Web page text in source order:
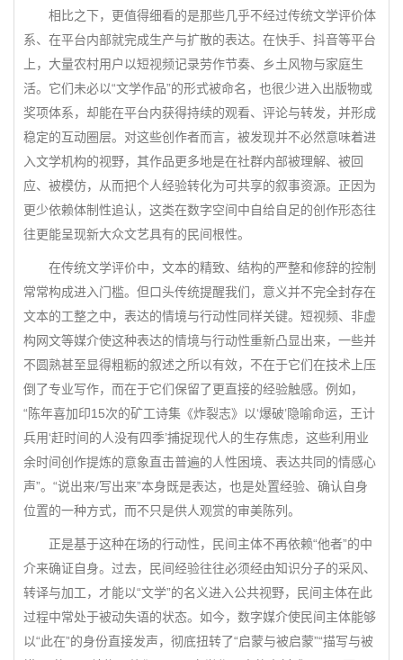
相比之下，更值得细看的是那些几乎不经过传统文学评价体
系、在平台内部就完成生产与扩散的表达。在快手、抖音等平台
上，大量农村用户以短视频记录劳作节奏、乡土风物与家庭生
活。它们未必以“文学作品”的形式被命名，也很少进入出版物或
奖项体系，却能在平台内获得持续的观看、评论与转发，并形成
稳定的互动圈层。对这些创作者而言，被发现并不必然意味着进
入文学机构的视野，其作品更多地是在社群内部被理解、被回
应、被模仿，从而把个人经验转化为可共享的叙事资源。正因为
更少依赖体制性追认，这类在数字空间中自给自足的创作形态往
往更能呈现新大众文艺具有的民间根性。
在传统文学评价中，文本的精致、结构的严整和修辞的控制
常常构成进入门槛。但口头传统提醒我们，意义并不完全封存在
文本的工整之中，表达的情境与行动性同样关键。短视频、非虚
构网文等媒介使这种表达的情境与行动性重新凸显出来，一些并
不圆熟甚至显得粗粝的叙述之所以有效，不在于它们在技术上压
倒了专业写作，而在于它们保留了更直接的经验触感。例如，
“陈年喜加印15次的矿工诗集《炸裂志》以‘爆破’隐喻命运，王计
兵用‘赶时间的人没有四季’捕捉现代人的生存焦虑，这些利用业
余时间创作提炼的意象直击普遍的人性困境、表达共同的情感心
声”。“说出来/写出来”本身既是表达，也是处置经验、确认自身
位置的一种方式，而不只是供人观赏的审美陈列。
正是基于这种在场的行动性，民间主体不再依赖“他者”的中
介来确证自身。过去，民间经验往往必须经由知识分子的采风、
转译与加工，才能以“文学”的名义进入公共视野，民间主体在此
过程中常处于被动失语的状态。如今，数字媒介使民间主体能够
以“此在”的身份直接发声，彻底扭转了“启蒙与被启蒙”“描写与被